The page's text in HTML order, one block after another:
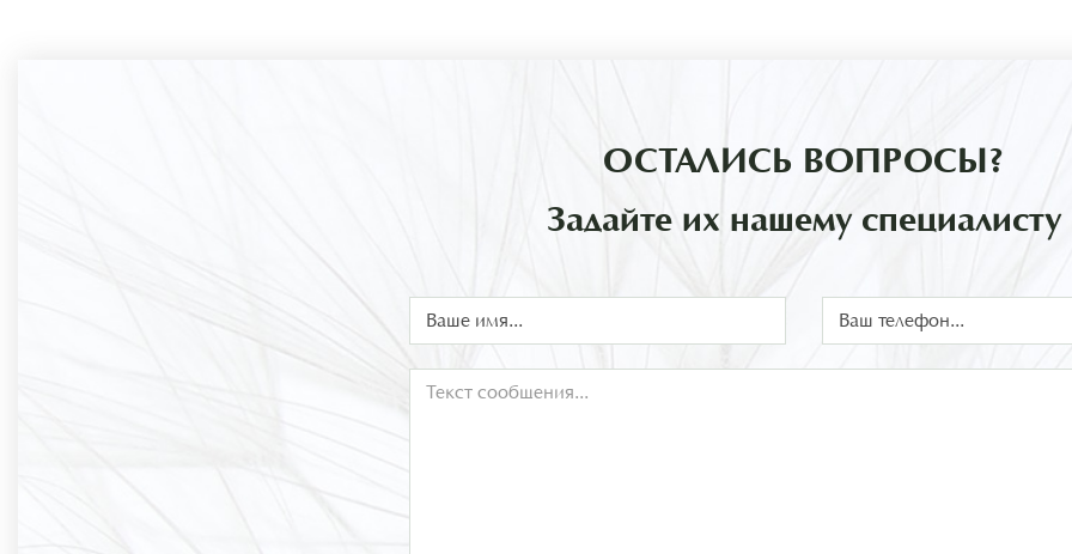
ОСТАЛИСЬ ВОПРОСЫ?
Задайте их нашему специалисту